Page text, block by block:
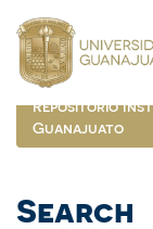
navigation
Repositorio
Guanajuato
Search